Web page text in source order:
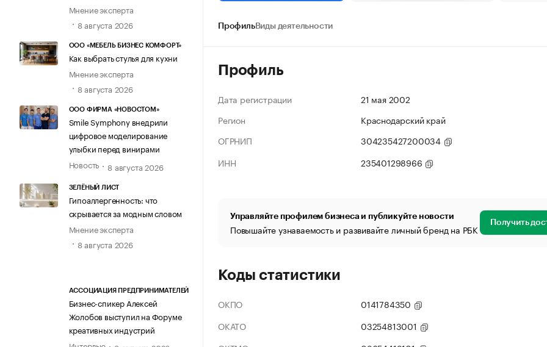
Мнение эксперта
8 августа 2026
ООО «МЕБЕЛЬ БИЗНЕС КОМФОРТ»
Как выбрать стулья для кухни
Мнение эксперта
8 августа 2026
ООО ФИРМА «НОВОСТОМ»
Smile Symphony внедрили
цифровое моделирование
улыбки перед винирами
Новость
8 августа 2026
ЗЕЛЁНЫЙ ЛИСТ
Гипоаллергенность: что
скрывается за модным словом
Мнение эксперта
8 августа 2026
АССОЦИАЦИЯ ПРЕДПРИНИМАТЕЛЕЙ
Бизнес-спикер Алексей
Жолобов выступил на Форуме
креативных индустрий
ПрофильВиды деятельности
Профиль
Дата регистрации
21 мая 2002
Регион
Краснодарский край
ОГРНИП
304235427200034
ИНН
235401298966
Управляйте профилем бизнеса и публикуйте новости
Повышайте узнаваемость и развивайте личный бренд на РБК Получить
Коды статистики
ОКПО
0141784350
ОКАТО
03254813001